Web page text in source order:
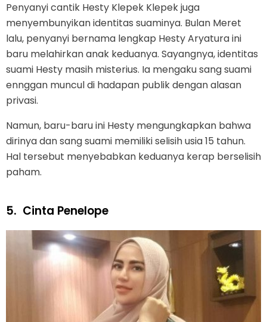
Penyanyi cantik Hesty Klepek Klepek juga
menyembunyikan identitas suaminya. Bulan Meret
lalu, penyanyi bernama lengkap Hesty Aryatura ini
baru melahirkan anak keduanya. Sayangnya, identitas
suami Hesty masih misterius. Ia mengaku sang suami
ennggan muncul di hadapan publik dengan alasan
privasi.
Namun, baru-baru ini Hesty mengungkapkan bahwa
dirinya dan sang suami memiliki selisih usia 15 tahun.
Hal tersebut menyebabkan keduanya kerap berselisih
paham.
5. Cinta Penelope